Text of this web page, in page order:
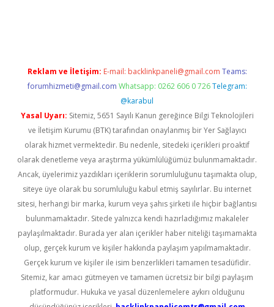
Reklam ve İletişim: E-mail: backlinkpaneli@gmail.com Teams:
forumhizmeti@gmail.com Whatsapp: 0262 606 0 726 Telegram:
@karabul
Yasal Uyarı: Sitemiz, 5651 Sayılı Kanun gereğince Bilgi Teknolojileri
ve İletişim Kurumu (BTK) tarafından onaylanmış bir Yer Sağlayıcı
olarak hizmet vermektedir. Bu nedenle, sitedeki içerikleri proaktif
olarak denetleme veya araştırma yükümlülüğümüz bulunmamaktadır.
Ancak, üyelerimiz yazdıkları içeriklerin sorumluluğunu taşımakta olup,
siteye üye olarak bu sorumluluğu kabul etmiş sayılırlar. Bu internet
sitesi, herhangi bir marka, kurum veya şahıs şirketi ile hiçbir bağlantısı
bulunmamaktadır. Sitede yalnızca kendi hazırladığımız makaleler
paylaşılmaktadır. Burada yer alan içerikler haber niteliği taşımamakta
olup, gerçek kurum ve kişiler hakkında paylaşım yapılmamaktadır.
Gerçek kurum ve kişiler ile isim benzerlikleri tamamen tesadüfidir.
Sitemiz, kar amacı gütmeyen ve tamamen ücretsiz bir bilgi paylaşım
platformudur. Hukuka ve yasal düzenlemelere aykırı olduğunu